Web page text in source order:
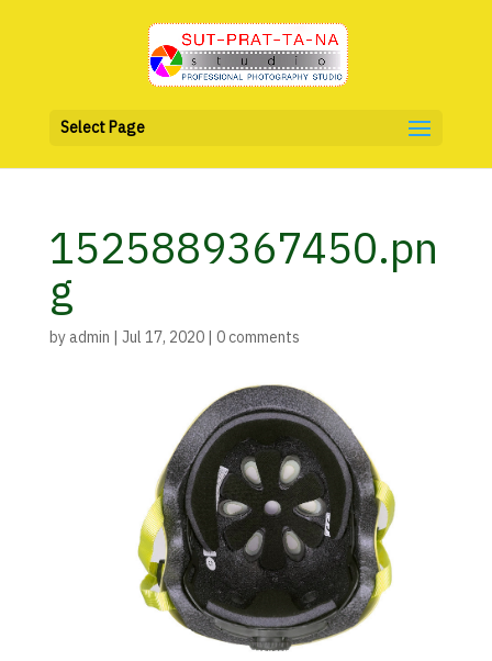
Select Page
1525889367450.pn
g
byadmin | Jul 17, 2020| 0 comments